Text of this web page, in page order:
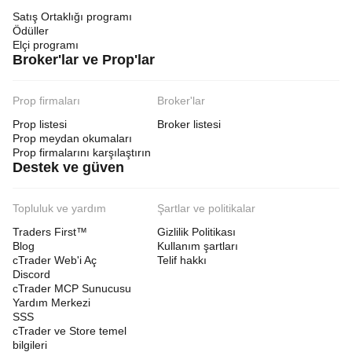
Satış Ortaklığı programı
Ödüller
Elçi programı
Broker'lar ve Prop'lar
Prop firmaları
Prop listesi
Prop meydan okumaları
Prop firmalarını karşılaştırın
Broker'lar
Broker listesi
Destek ve güven
Topluluk ve yardım
Traders First™
Blog
cTrader Web'i Aç
Discord
cTrader MCP Sunucusu
Yardım Merkezi
SSS
cTrader ve Store temel
bilgileri
Şartlar ve politikalar
Gizlilik Politikası
Kullanım şartları
Telif hakkı